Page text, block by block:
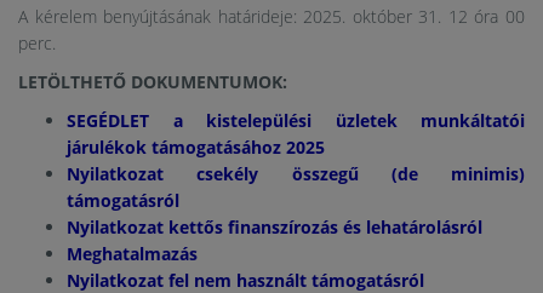
A kérelem benyújtásának határideje: 2025. október 31. 12 óra 00
perc.
LETÖLTHETŐ DOKUMENTUMOK:
SEGÉDLET a kistelepülési üzletek munkáltatói
járulékok támogatásához 2025
Nyilatkozat csekély összegű (de minimis)
támogatásról
Nyilatkozat kettős finanszírozás és lehatárolásról
Meghatalmazás
Nyilatkozat fel nem használt támogatásról